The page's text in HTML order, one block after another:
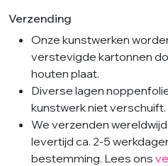
Verzending
Onze kunstwerken
verstevigde kartonnen
houten plaat.
Diverse lagen
kunstwerk niet verschuift.
We verzenden
levertijd ca. 2-5
bestemming. Lees ons